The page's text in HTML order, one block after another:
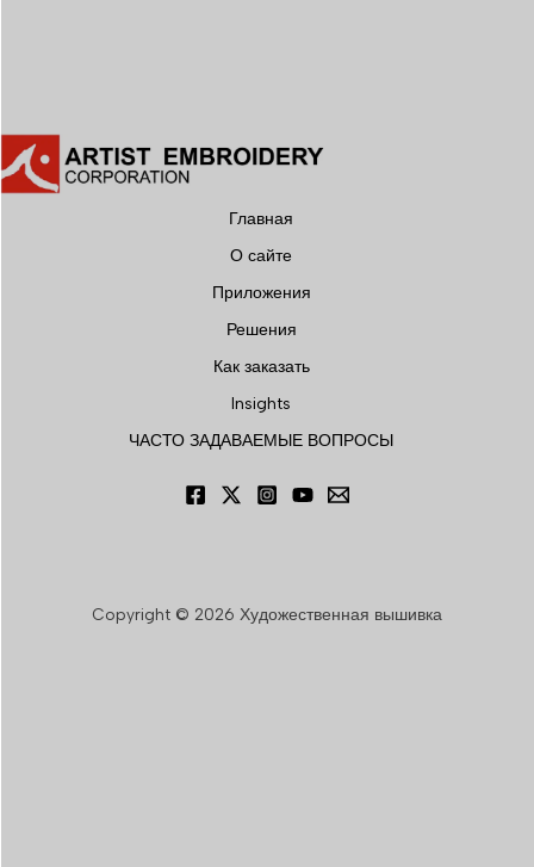
Главная
О сайте
Приложения
Решения
Как заказать
Insights
ЧАСТО ЗАДАВАЕМЫЕ ВОПРОСЫ
Copyright © 2026 Художественная вышивка